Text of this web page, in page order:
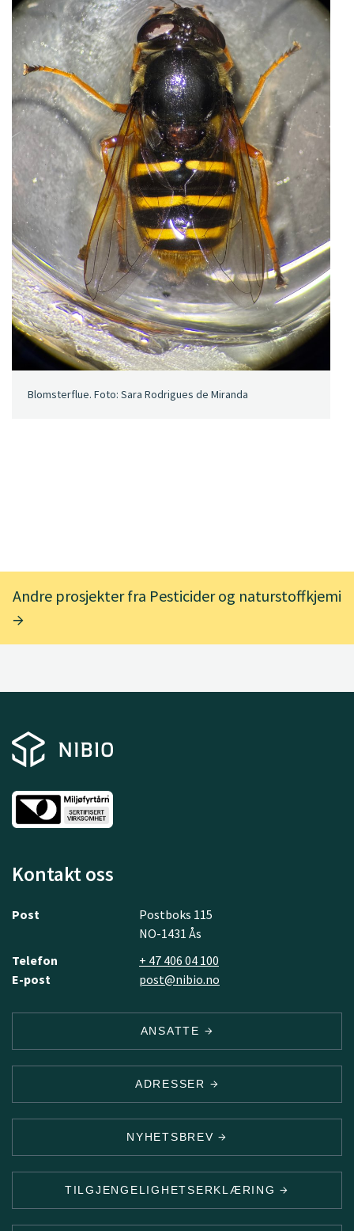
Blomsterflue. Foto: Sara Rodrigues de Miranda
Andre prosjekter fra Pesticider og naturstoffkjemi
Kontakt oss
Post
Postboks 115
NO-1431 Ås
Telefon
+ 47 406 04 100
E-post
post@nibio.no
ANSATTE
ADRESSER
NYHETSBREV
TILGJENGELIGHETSERKLÆRING